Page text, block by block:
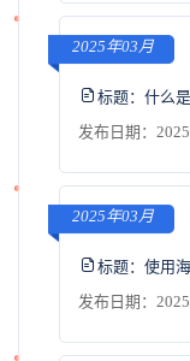
2025年03月
标题： 什么
发布日期：
2025年03月
标题： 使用
发布日期：